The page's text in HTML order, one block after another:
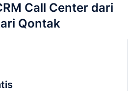
Call Center dari
Qontak